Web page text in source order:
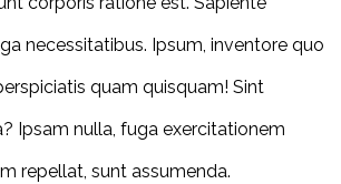
necessitatibus. Ipsum, inventore quo
quam quisquam! Sint
Ipsam nulla, fuga exercitationem
repellat, sunt assumenda.